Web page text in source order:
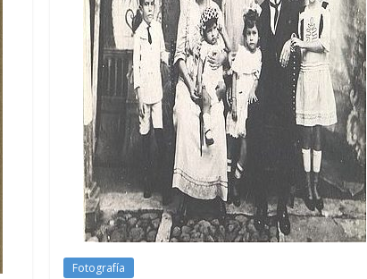
Fotografía